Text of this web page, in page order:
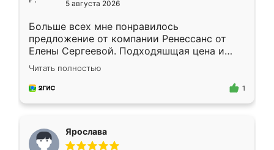
5 августа 2026
Больше всех мне понравилось
предложение от компании Ренессанс от
Елены Сергеевой. Подходяшщая цена и
короткие сроки изготовления. Приехавший
для замера сотрудник Владислав
предложил по моему эскизу самый
Читать полностью
1
Ярослава